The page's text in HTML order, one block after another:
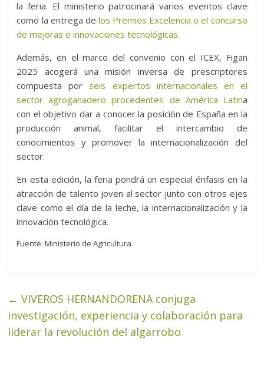
la feria. El ministerio patrocinará varios eventos clave
como la entrega de los Premios Excelencia o el concurso
de mejoras e innovaciones tecnológicas.
Además, en el marco del convenio con el ICEX, Figan
2025 acogerá una misión inversa de prescriptores
compuesta porseis expertos internacionales en el
sector agroganadero procedentes de América Latina
con el objetivo dar a conocer la posición de España en la
producción animal, facilitar el intercambio de
conocimientos y promover la internacionalización del
sector.
En esta edición, la feria pondrá un especial énfasis en la
atracción de talento joven al sector junto con otros ejes
clave como el día de la leche, la internacionalización y la
innovación tecnológica.
Fuente: Ministerio de Agricultura
← VIVEROS HERNANDORENA conjuga
investigación, experiencia y colaboración para
liderar la revolución del algarrobo